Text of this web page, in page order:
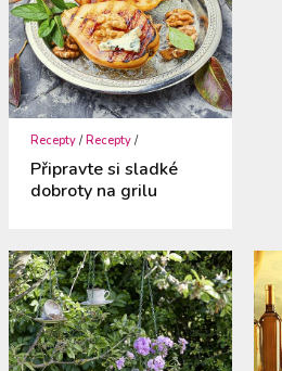
Recepty /Recepty /
Připravte si sladké
dobroty na grilu